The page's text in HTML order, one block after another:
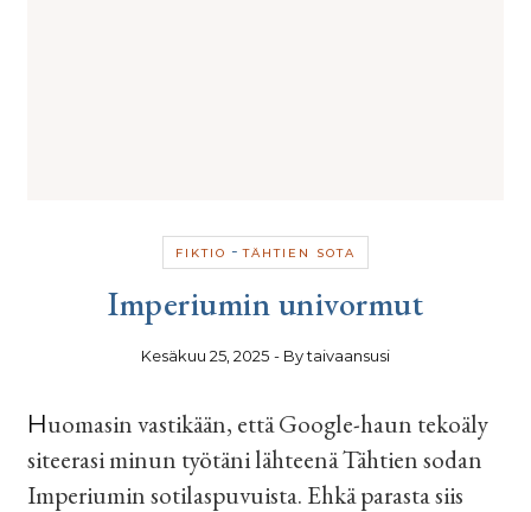
FIKTIO -TÄHTIEN SOTA
Imperiumin univormut
Kesäkuu 25, 2025 - Bytaivaansusi
Huomasin vastikään, että Google-haun tekoäly
siteerasi minun työtäni lähteenä Tähtien sodan
Imperiumin sotilaspuvuista. Ehkä parasta siis